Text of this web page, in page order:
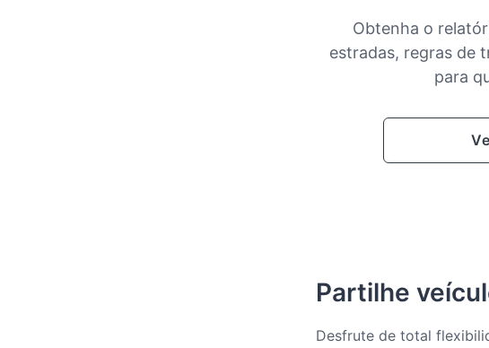
Obtenha o
estradas, regras de
para
Partilhe
Desfrute de total